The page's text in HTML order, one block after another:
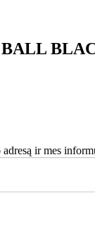
adresą ir mes